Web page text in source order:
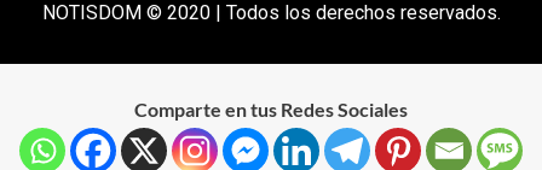
NOTISDOM © 2020 | Todos los derechos reservados.
Comparte en tus Redes Sociales